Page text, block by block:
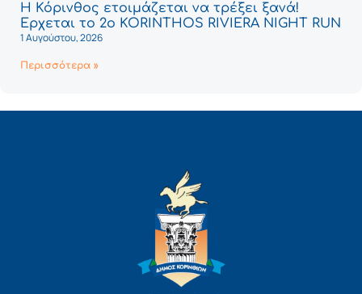
Η Κόρινθος ετοιμάζεται να τρέξει ξανά!
Έρχεται το 2ο KORINTHOS RIVIERA NIGHT RUN
1 Αυγούστου, 2026
Περισσότερα »